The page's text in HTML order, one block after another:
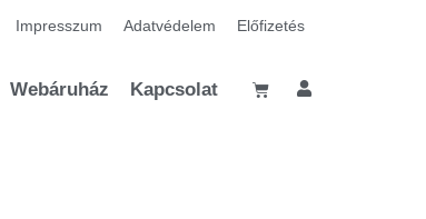
Impresszum Adatvédelem Előfizetés
Webáruház Kapcsolat